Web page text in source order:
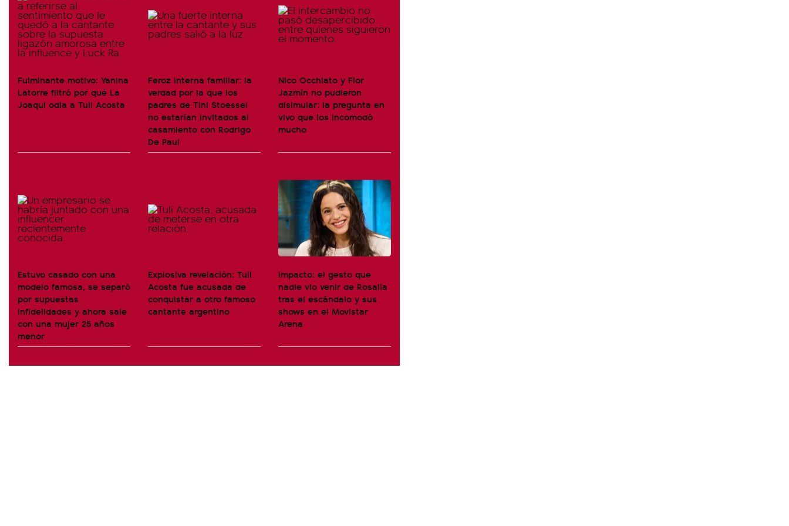
Fulminante motivo: Yanina
Latorre filtró por qué La
Joaqui odia a Tuli Acosta
Feroz interna familiar: la
verdad por la que los
padres de Tini Stoessel
no estarían invitados al
casamiento con Rodrigo
De Paul
Nico Occhiato y Flor
Jazmín no pudieron
disimular: la pregunta en
vivo que los incomodó
mucho
Estuvo casado con una
modelo famosa, se separó
por supuestas
infidelidades y ahora sale
con una mujer 25 años
menor
Explosiva revelación: Tuli
Acosta fue acusada de
conquistar a otro famoso
cantante argentino
Impacto: el gesto que
nadie vio venir de Rosalía
tras el escándalo y sus
shows en el Movistar
Arena